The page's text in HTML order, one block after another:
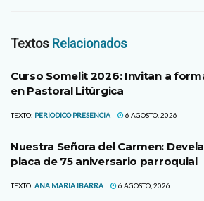
Textos Relacionados
Curso Somelit 2026: Invitan a
en Pastoral Litúrgica
TEXTO: PERIODICO PRESENCIA 6 AGOSTO, 2026
Nuestra Señora del Carmen:
placa de 75 aniversario parroquial
TEXTO: ANA MARIA IBARRA 6 AGOSTO, 2026